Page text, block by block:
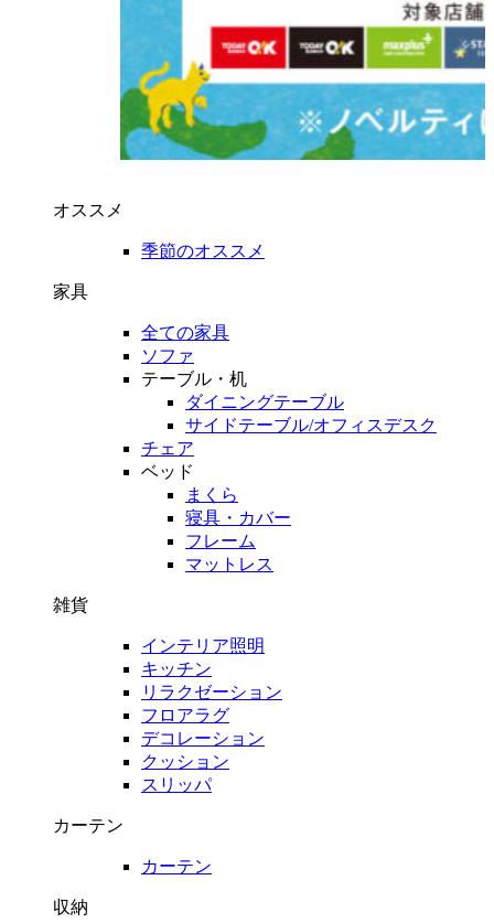
オススメ
季節のオススメ
家具
全ての家具
ソファ
テーブル・机
ダイニングテーブル
サイドテーブル/オフィスデスク
チェア
ベッド
まくら
寝具・カバー
フレーム
マットレス
雑貨
インテリア照明
キッチン
リラクゼーション
フロアラグ
デコレーション
クッション
スリッパ
カーテン
カーテン
収納